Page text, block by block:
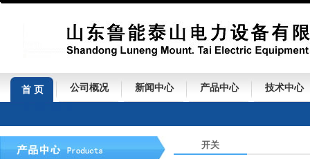
首 页 公司概况 新闻中心 产品中心 技术中心
开关